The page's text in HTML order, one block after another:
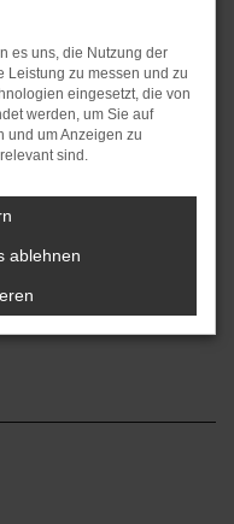
es uns, die Nutzung der
Leistung zu messen und zu
eingesetzt, die von
werden, um Sie auf
und um Anzeigen zu
sind.
ablehnen